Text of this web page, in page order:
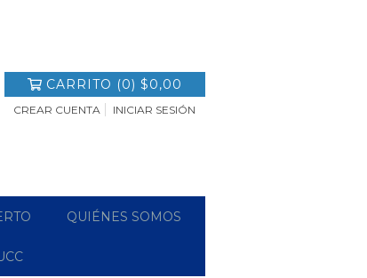
CARRITO (0) $0,00
CREAR CUENTA INICIAR SESIÓN
QUIÉNES SOMOS